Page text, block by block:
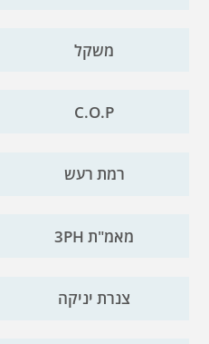
משקל
C.O.P
רמת רעש
מאמ"ת 3PH
צנרת יניקה